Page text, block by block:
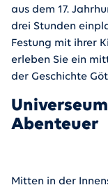
aus dem 17.
drei Stunden
Festung mit ihrer
erleben Sie ein
der Geschichte
Abenteuer
Mitten in der